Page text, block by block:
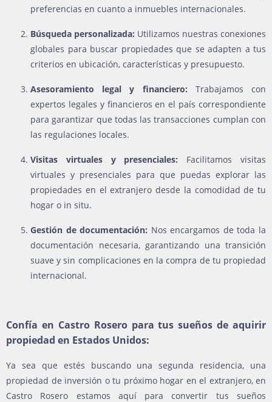
preferencias en cuanto a inmuebles internacionales.
Búsqueda personalizada: Utilizamos nuestras conexiones
globales para buscar propiedades que se adapten a tus
criterios en ubicación, características y presupuesto.
Asesoramiento legal y financiero: Trabajamos con
expertos legales y financieros en el país correspondiente
para garantizar que todas las transacciones cumplan con
las regulaciones locales.
Visitas virtuales y presenciales: Facilitamos visitas
virtuales y presenciales para que puedas explorar las
propiedades en el extranjero desde la comodidad de tu
hogar o in situ.
Gestión de documentación: Nos encargamos de toda la
documentación necesaria, garantizando una transición
suave y sin complicaciones en la compra de tu propiedad
internacional.
Confía en Castro Rosero para tus sueños de aquirir
propiedad en Estados Unidos:
Ya sea que estés buscando una segunda residencia, una
propiedad de inversión o tu próximo hogar en el extranjero, en
Castro Rosero estamos aquí para convertir tus sueños